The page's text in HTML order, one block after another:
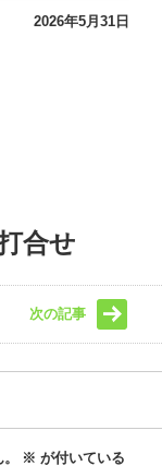
2026年5月31日
合せ
次の記事
※ が付いている